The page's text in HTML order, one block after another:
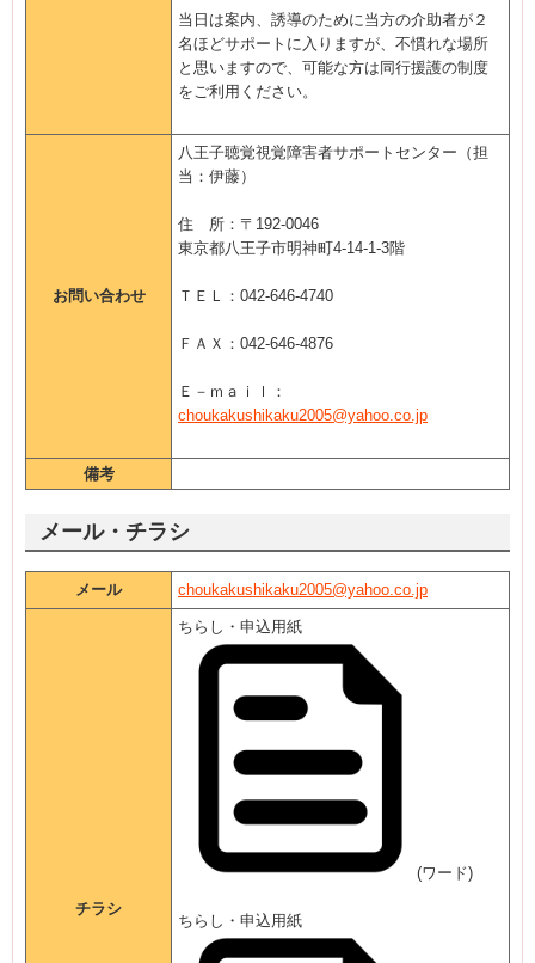
当日は案内、誘導のために当方の介助者が２
名ほどサポートに入りますが、不慣れな場所
と思いますので、可能な方は同行援護の制度
をご利用ください。
お問い合わせ
八王子聴覚視覚障害者サポートセンター（担
当：伊藤）
住 所：〒192-0046
東京都八王子市明神町4-14-1-3階
ＴＥＬ：042-646-4740
ＦＡＸ：042-646-4876
Ｅ－ｍａｉｌ：
choukakushikaku2005@yahoo.co.jp
備考
メール・チラシ
メール choukakushikaku2005@yahoo.co.jp
チラシ
ちらし・申込用紙
(ワード)
ちらし・申込用紙